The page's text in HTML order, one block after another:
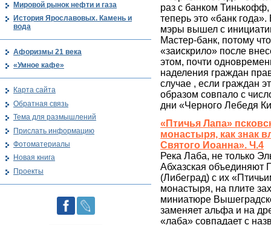
раз с банком Тинькофф,
теперь это «банк
мэры вышел с
Мастер-банк, потому
«заискрило» после
этом, почти
наделения граждан
случае , если граждан
образом совпало с
дни «Черного Лебедя
«Птичья Лапа»
монастыря, как знак
Святого Иоанна». Ч.4
Река Лаба, не только
Абхазская объединяют
(Либеград) с их
монастыря, на плите
миниатюре
заменяет альфа и на
«лаба» совпадает с
Мировой рынок нефти и газа
История Ярославовых. Камень и
вода
Афоризмы 21 века
«Умное кафе»
Карта сайта
Обратная связь
Тема для размышлений
Прислать информацию
Фотоматериалы
Новая книга
Проекты